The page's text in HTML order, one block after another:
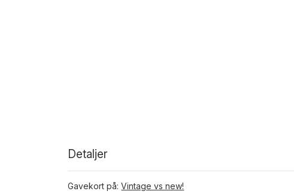
Detaljer
Gavekort på:Vintage vs new!